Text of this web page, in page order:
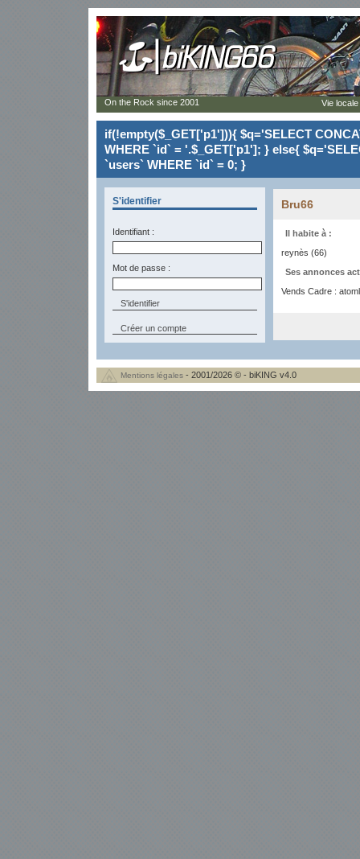
if(!empty($_GET['p1'])){ $q='SELECT
WHERE `id` = '.$_GET['p1']; } else{
`users` WHERE `id` = 0; }
S'identifier
Identifiant :
Mot de passe :
Créer un compte
Bru66
Il habite à :
reynès (66)
Ses annonces
Vends Cadre :
On the Rock since 2001 Vie
Mentions légales - 2001/2026 © - biKING v4.0